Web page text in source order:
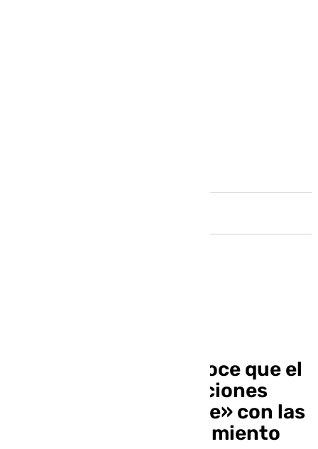
Antonio Maíllo reconoce que el
resultado en las elecciones
andaluzas «no cumple» con las
expectativas de crecimiento